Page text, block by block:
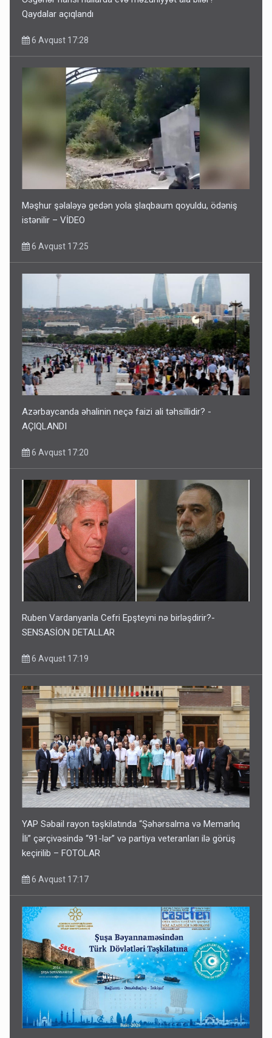
Qaydalar açıqlandı
6 Avqust 17:28
Məşhur şəlaləyə gedən yola şlaqbaum qoyuldu, ödəniş
istənilir – VİDEO
6 Avqust 17:25
Azərbaycanda əhalinin neçə faizi ali təhsillidir? -
AÇIQLANDI
6 Avqust 17:20
Ruben Vardanyanla Cefri Epşteyni nə birləşdirir?-
SENSASİON DETALLAR
6 Avqust 17:19
YAP Səbail rayon təşkilatında “Şəhərsalma və Memarlıq
İli” çərçivəsində “91-lər” və partiya veteranları ilə görüş
keçirilib – FOTOLAR
6 Avqust 17:17